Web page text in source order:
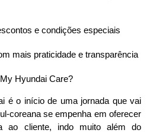
e condições especiais
mais praticidade e transparência
Hyundai Care?
é o início de uma jornada que vai
coreana se empenha em oferecer
ao cliente, indo muito além do